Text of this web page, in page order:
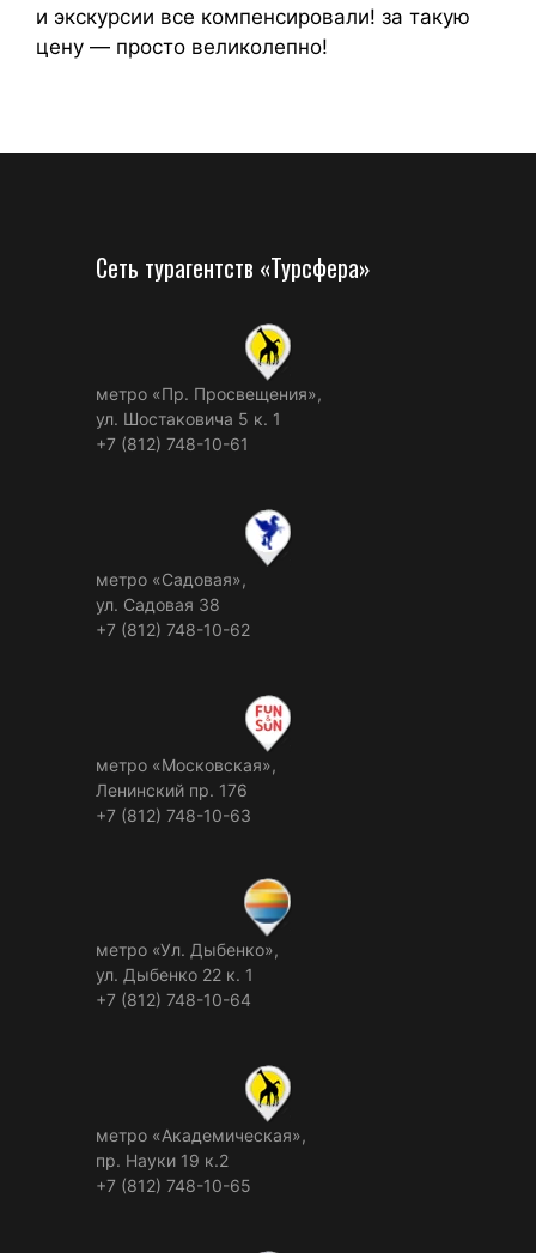
и экскурсии все компенсировали! за такую
цену — просто великолепно!
Сеть турагентств «Турсфера»
метро «Пр. Просвещения»,
ул. Шостаковича 5 к. 1
+7 (812) 748-10-61
метро «Садовая»,
ул. Садовая 38
+7 (812) 748-10-62
метро «Московская»,
Ленинский пр. 176
+7 (812) 748-10-63
метро «Ул. Дыбенко»,
ул. Дыбенко 22 к. 1
+7 (812) 748-10-64
метро «Академическая»,
пр. Науки 19 к.2
+7 (812) 748-10-65